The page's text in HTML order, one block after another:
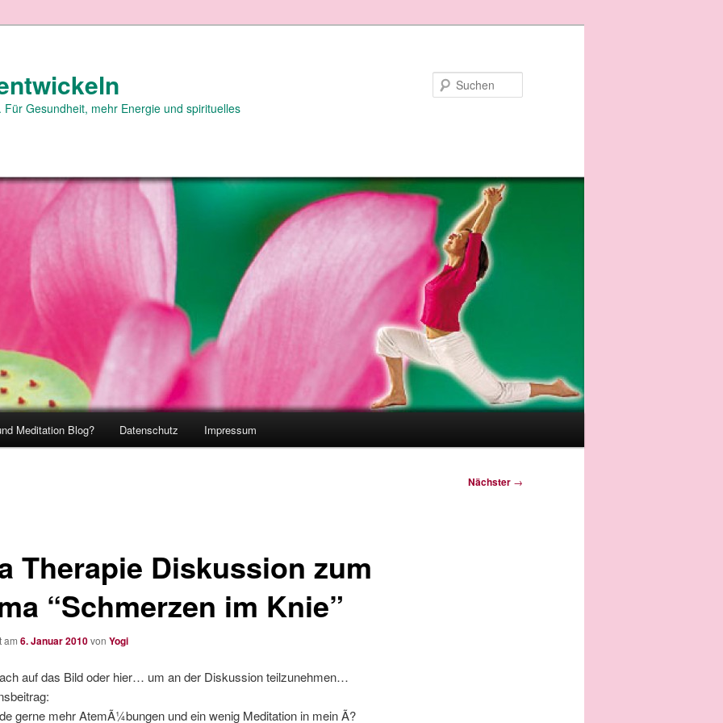
Gesundheit, mehr Energie und spirituelles
Meditation Blog? Datenschutz Impressum
Nächster →
Therapie Diskussion zum
“Schmerzen im Knie”
am 6. Januar 2010von Yogi
auf das Bild oder hier… um an der Diskussion teilzunehmen…
gerne mehr AtemÃ¼bungen und ein wenig Meditation in mein Ã?